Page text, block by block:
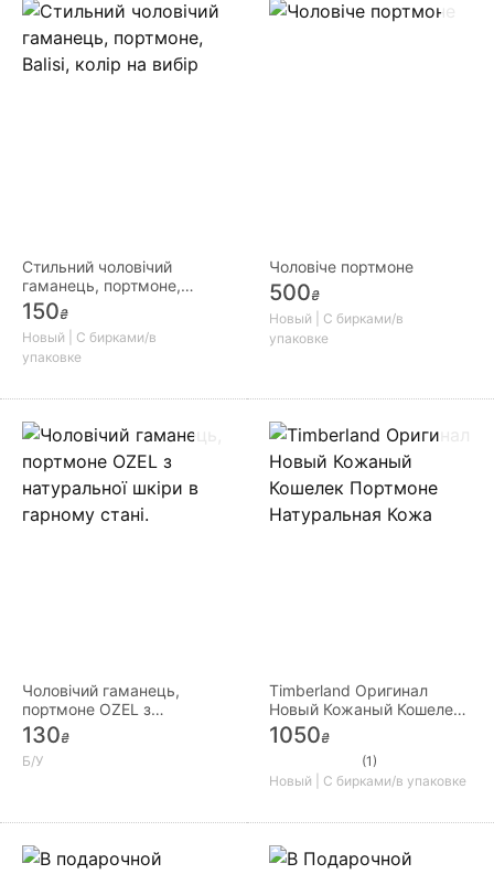
Стильний чоловічий
гаманець, портмоне,
Balisi, колір на вибір
150₴
Новый | С бирками/в
упаковке
Чоловіче портмоне
500₴
Новый | С бирками/в
упаковке
Чоловічий гаманець,
портмоне OZEL з
натуральної шкіри в
гарному стані.
130₴
Б/У
Timberland Оригинал
Новый Кожаный Кошелек
Портмоне Натуральная
Кожа
1050₴
(1)
Новый | С бирками/в упаковке